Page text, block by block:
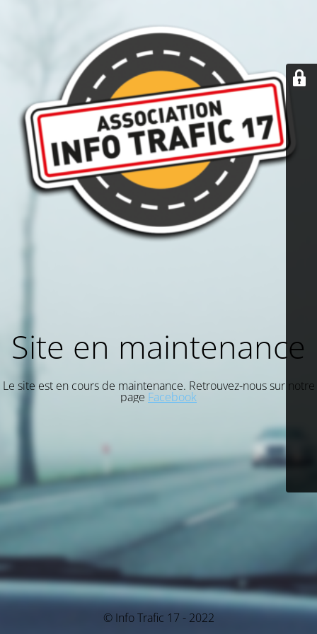
Site en maintenance
Le site est en cours de maintenance. Retrouvez-nous sur notre
page Facebook
© Info Trafic 17 - 2022